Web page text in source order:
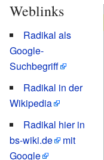
Weblinks
Radikal als
Google-
Suchbegriff
Radikal in der
Wikipedia
Radikal hier in
bs-wiki.de
mit
Google